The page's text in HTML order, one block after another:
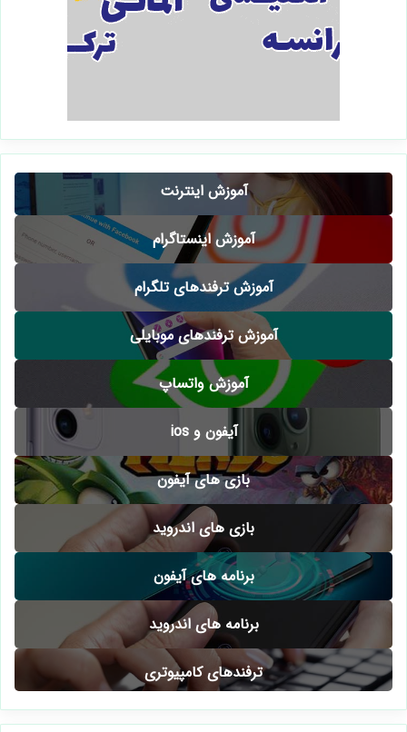
آموزش اینترنت
آموزش اینستاگرام
آموزش ترفندهای تلگرام
آموزش ترفندهای موبایلی
آموزش واتساپ
آیفون و ios
بازی های آیفون
بازی های اندروید
برنامه های آیفون
برنامه های اندروید
ترفندهای کامپیوتری